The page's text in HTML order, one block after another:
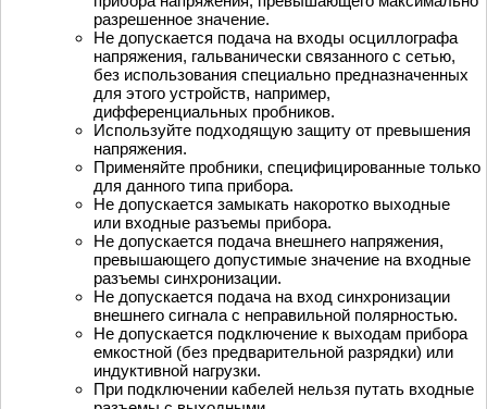
разрешенное значение.
Не допускается подача на входы осциллографа
напряжения, гальванически связанного с сетью,
без использования специально предназначенных
для этого устройств, например,
дифференциальных пробников.
Используйте подходящую защиту от превышения
напряжения.
Применяйте пробники, специфицированные только
для данного типа прибора.
Не допускается замыкать накоротко выходные
или входные разъемы прибора.
Не допускается подача внешнего напряжения,
превышающего допустимые значение на входные
разъемы синхронизации.
Не допускается подача на вход синхронизации
внешнего сигнала с неправильной полярностью.
Не допускается подключение к выходам прибора
емкостной (без предварительной разрядки) или
индуктивной нагрузки.
При подключении кабелей нельзя путать входные